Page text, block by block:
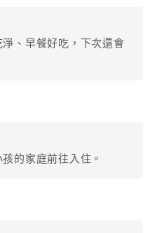
原訂飯店）
房)
時未提出申辦，視同無條
（限原訂飯店使用）
、早餐好吃，下次還會
的家庭前往入住。